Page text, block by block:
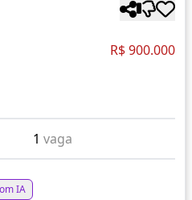
R$ 900.000
1vaga
IA